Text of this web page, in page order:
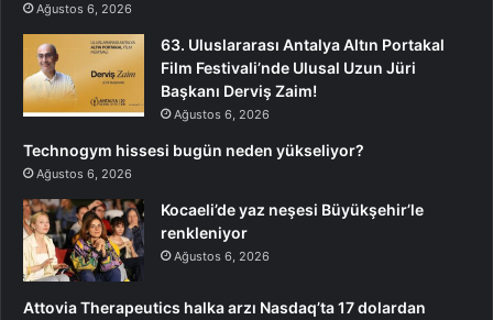
Ağustos 6, 2026
63. Uluslararası Antalya Altın Portakal
Film Festivali’nde Ulusal Uzun Jüri
Başkanı Derviş Zaim!
Ağustos 6, 2026
Technogym hissesi bugün neden yükseliyor?
Ağustos 6, 2026
Kocaeli’de yaz neşesi Büyükşehir’le
renkleniyor
Ağustos 6, 2026
Attovia Therapeutics halka arzı Nasdaq’ta 17 dolardan